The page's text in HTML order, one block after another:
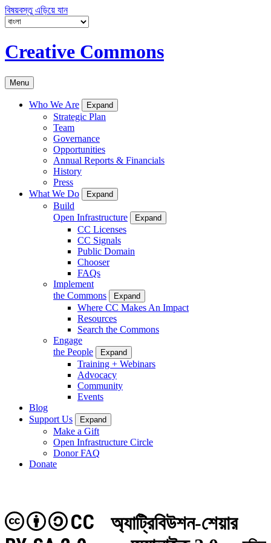
বিষয়বস্তু এড়িয়ে যান
Creative Commons
Menu
Who We Are Expand
Strategic Plan
Team
Governance
Opportunities
Annual Reports & Financials
History
Press
What We Do
Expand
Build
Open Infrastructure
Expand
CC Licenses
CC Signals
Public Domain
Chooser
FAQs
Implement
the Commons
Expand
Where CC Makes An Impact
Resources
Search the Commons
Engage
the People
Expand
Training + Webinars
Advocacy
Community
Events
Blog
Support Us
Expand
Make a Gift
Open Infrastructure Circle
Donor FAQ
Donate
অ্যাট্রিবিউশন-শেয়ার
CC